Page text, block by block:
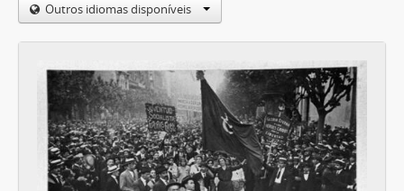
Outros idiomas disponíveis